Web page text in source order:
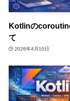
Kotlinの
て
2026年4月10日